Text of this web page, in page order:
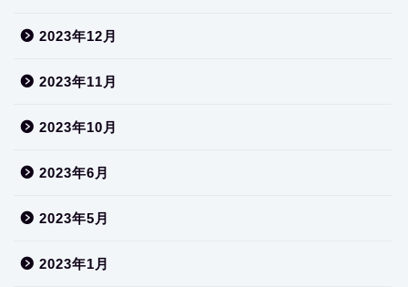
2023年12月
2023年11月
2023年10月
2023年6月
2023年5月
2023年1月